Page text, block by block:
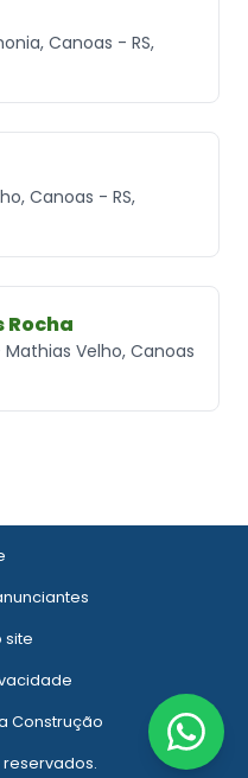
Canoas - RS,
Canoas - RS,
Rocha
Mathias Velho, Canoas
site
Construção